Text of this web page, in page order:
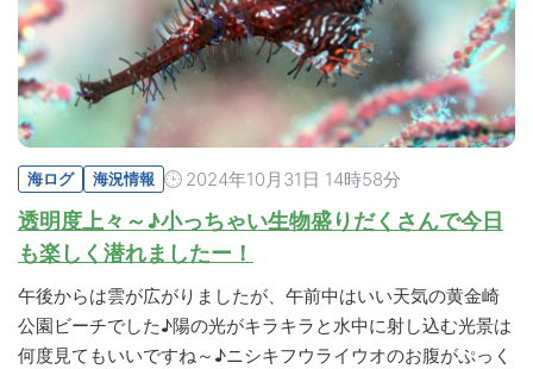
海ログ 海況情報 2024年10月31日 14時58分
透明度上々～♪小っちゃい生物盛りだくさんで今日
も楽しく潜れましたー！
午後からは雲が広がりましたが、午前中はいい天気の黄金崎
公園ビーチでした♪陽の光がキラキラと水中に射し込む光景は
何度見てもいいですね～♪ニシキフウライウオのお腹がぷっく